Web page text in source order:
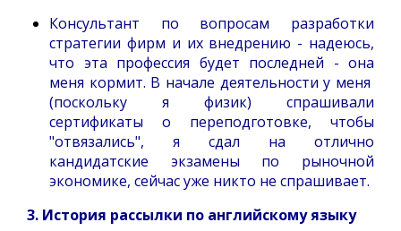
Консультант по вопросам разработки
стратегии фирм и их внедрению - надеюсь,
что эта профессия будет последней - она
меня кормит. В начале деятельности у меня
(поскольку я физик) спрашивали
сертификаты о переподготовке, чтобы
"отвязались", я сдал на отлично
кандидатские экзамены по рыночной
экономике, сейчас уже никто не спрашивает.
3. История рассылки по английскому языку